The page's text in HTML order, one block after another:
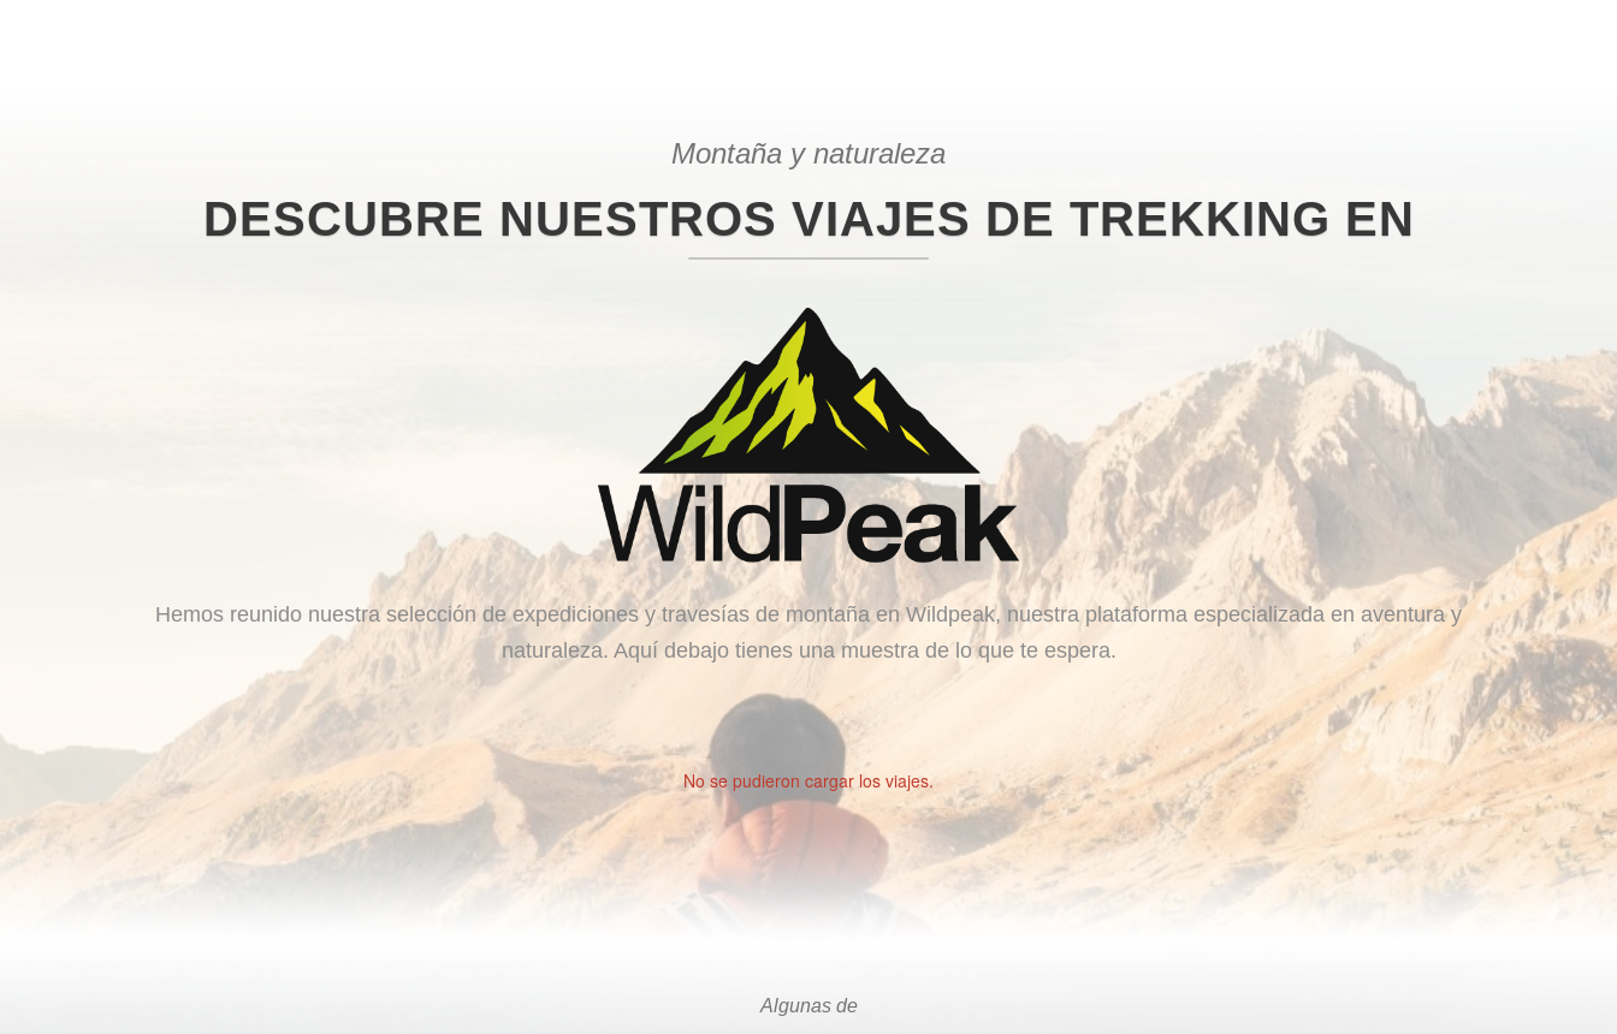
Montaña y naturaleza
DESCUBRE NUESTROS VIAJES DE TREKKING EN
Hemos reunido nuestra selección de expediciones y travesías de montaña en Wildpeak, nuestra plataforma especializada en aventura y
naturaleza. Aquí debajo tienes una muestra de lo que te espera.
No se pudieron cargar los viajes.
Algunas de